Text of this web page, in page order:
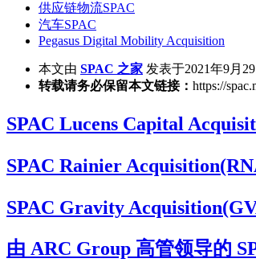
供应链物流SPAC
汽车SPAC
Pegasus Digital Mobility Acquisition
本文由 SPAC 之家 发表于2021年9月
转载请务必保留本文链接： https://
SPAC Lucens Capital
SPAC Rainier
SPAC Gravity
由 ARC Group 高管领导的